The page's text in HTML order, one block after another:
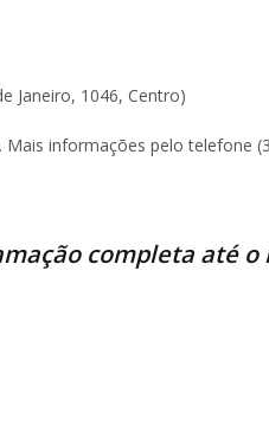
Janeiro, 1046, Centro)
informações pelo telefone
completa até o